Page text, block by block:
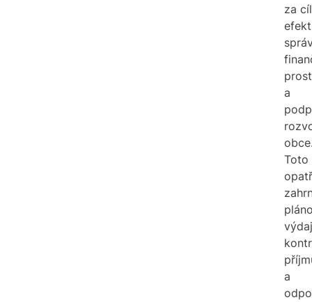
za cíl
a
Toto
a